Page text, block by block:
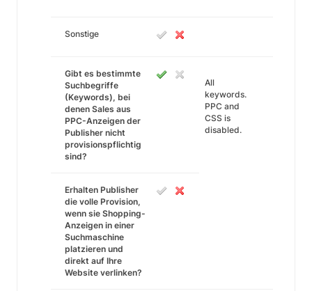
Sonstige
Gibt es bestimmte
Suchbegriffe
(Keywords), bei
denen Sales aus
PPC-Anzeigen der
Publisher nicht
provisionspflichtig
sind?
All
keywords.
PPC and
CSS is
disabled.
Erhalten Publisher
die volle Provision,
wenn sie Shopping-
Anzeigen in einer
Suchmaschine
platzieren und
direkt auf Ihre
Website verlinken?